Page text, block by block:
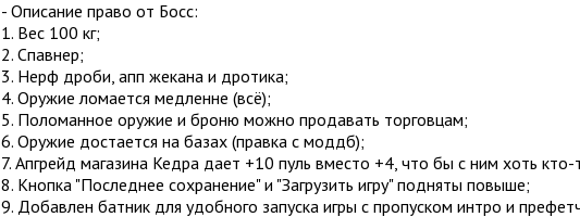
- Описание право от Босс:
1. Вес 100 кг;
2. Спавнер;
3. Нерф дроби, апп жекана и дротика;
4. Оружие ломается медленне (всё);
5. Поломанное оружие и броню можно продавать торговцам;
6. Оружие достается на базах (правка с моддб);
7. Aпгpeйд магазина Кедра дает +10 пуль вместо +4, что бы с ним хоть кто-
8. Кнопка "Последнее сохранение" и "Загрузить игру" подняты повыше;
9. Добавлен батник для удобного запуска игры с пропуском интро и